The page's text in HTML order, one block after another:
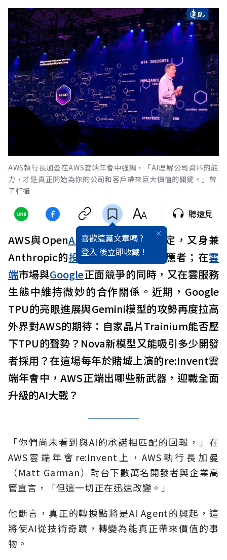
AWS執行長加曼在AWS雲端年會中強調，「AI理解公司資料的能
力，才是真正開始為你的公司和客戶帶來巨大價值的關鍵。」曾
子軒攝
喜歡這篇文章嗎 ?
登入 後立即收藏 !
聽遠見
AWS與OpenAI 因算力合作深度綁定，又身兼
Anthropic的投資人與基礎設施供應者；在雲
端市場與Google正面競爭的同時，又在雲服務
生態中維持微妙的合作關係。近期，Google
TPU的亮眼進展與Gemini模型的攻勢再度拉高
外界對AWS的期待：自家晶片Trainium能否壓
下TPU的聲勢？Nova新模型又能吸引多少開發
者採用？在這場每年於賭城上演的re:Invent雲
端年會中，AWS正端出哪些新武器，迎戰全面
升級的AI大戰？
「你們尚未看到與AI的承諾相匹配的回報，」在
AWS雲端年會re:Invent上，AWS執行長加曼
（Matt Garman）對台下數萬名開發者與企業高
管直言，「但這一切正在迅速改變。」
他斷言，真正的轉捩點將是AI Agent的興起，這
將使AI從技術奇蹟，轉變為能真正帶來價值的事
物。